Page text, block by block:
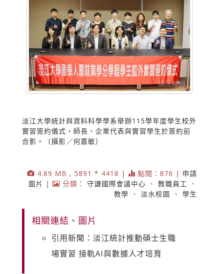
淡江大學統計與資料科學學系舉辦115學年度學生校外
實習簽約儀式，師長、企業代表與實習學生於簽約前
合影。（攝影／何嘉敏）
4.89 MB , 5891 * 4418 | 點閱：876 | 申請
圖片
| 分類： 守謙國際會議中心 、 教職員工
、
教學 、 淡水校園 、 學生
相關連結、圖片
引用新聞：淡江統計推動碩士生職
場實習 接軌AI與數據人才培育